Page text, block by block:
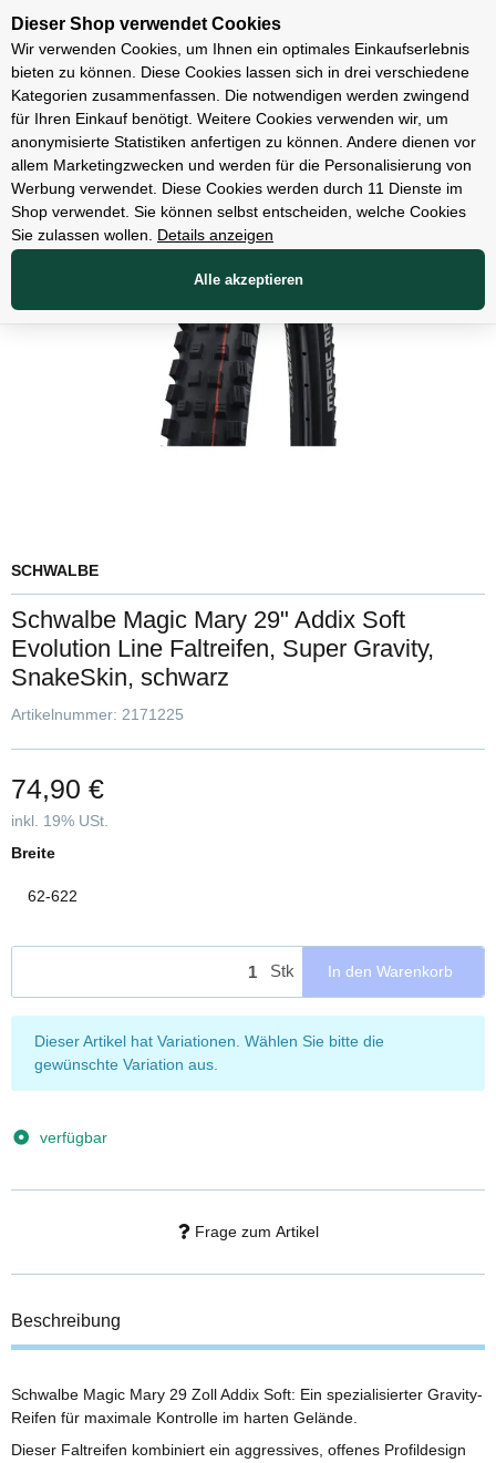
Unsere Filialen
Teile
SCHWALBE
Schwalbe Magic Mary 29" Addix Soft
Evolution Line Faltreifen, Super Gravity,
SnakeSkin, schwarz
Artikelnummer: 2171225
74,90 €
inkl. 19% USt.
Breite
62-622
Stk In den Warenkorb
x
Dieser Artikel hat Variationen. Wählen Sie bitte die
gewünschte Variation aus.
verfügbar
Frage zum Artikel
Beschreibung
Schwalbe Magic Mary 29 Zoll Addix Soft: Ein spezialisierter Gravity-
Reifen für maximale Kontrolle im harten Gelände.
Dieser Faltreifen kombiniert ein aggressives, offenes Profildesign
Dieser Shop verwendet Cookies
Wir verwenden Cookies, um Ihnen ein optimales Einkaufserlebnis
bieten zu können. Diese Cookies lassen sich in drei verschiedene
Kategorien zusammenfassen. Die notwendigen werden zwingend
für Ihren Einkauf benötigt. Weitere Cookies verwenden wir, um
anonymisierte Statistiken anfertigen zu können. Andere dienen vor
allem Marketingzwecken und werden für die Personalisierung von
Werbung verwendet. Diese Cookies werden durch 11 Dienste im
Shop verwendet. Sie können selbst entscheiden, welche Cookies
Sie zulassen wollen.
Details anzeigen
Alle akzeptieren